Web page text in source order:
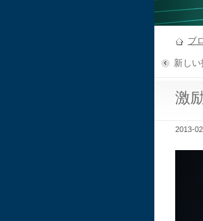
ブ
新し
激
2013-